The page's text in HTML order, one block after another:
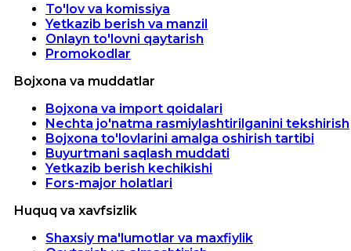
To'lov va komissiya
Yetkazib berish va manzil
Onlayn to'lovni qaytarish
Promokodlar
Bojxona va muddatlar
Bojxona va import qoidalari
Nechta jo'natma rasmiylashtirilganini tekshirish
Bojxona to'lovlarini amalga oshirish tartibi
Buyurtmani saqlash muddati
Yetkazib berish kechikishi
Fors-major holatlari
Huquq va xavfsizlik
Shaxsiy ma'lumotlar va maxfiylik